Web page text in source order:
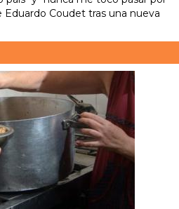
Eduardo Coudet tras una nueva